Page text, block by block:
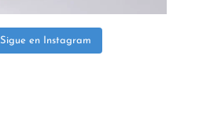
Sigue en Instagram